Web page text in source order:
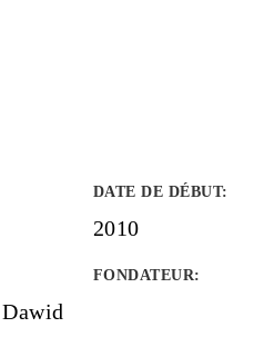
DATE DE DÉBUT:
2010
FONDATEUR: